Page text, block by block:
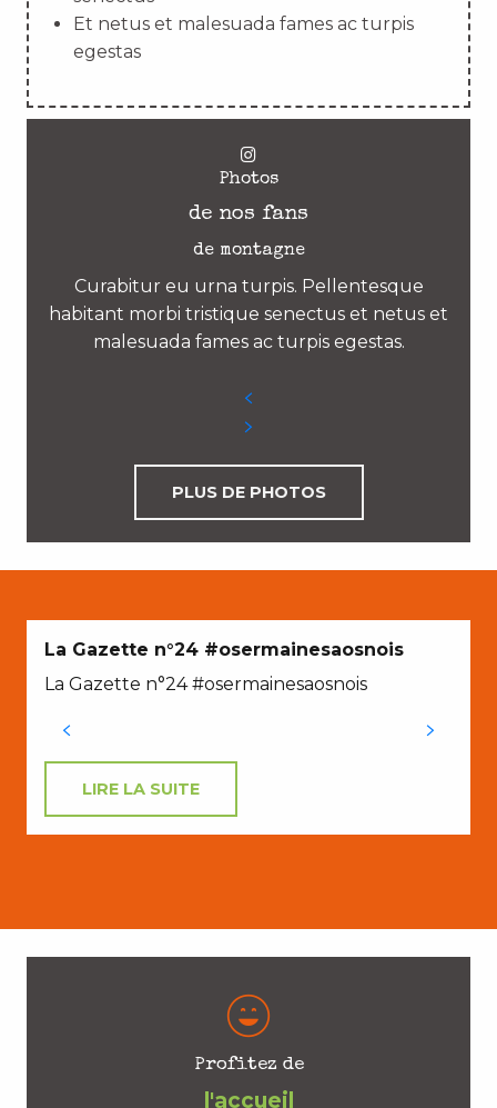
Et netus et malesuada fames ac turpis
egestas
Photos
de nos fans
de montagne
Curabitur eu urna turpis. Pellentesque
habitant morbi tristique senectus et netus et
malesuada fames ac turpis egestas.
PLUS DE PHOTOS
La Gazette n°24 #osermainesaosnois
La Gazette n°24 #osermainesaosnois
LIRE LA SUITE
Profitez de
l'accueil